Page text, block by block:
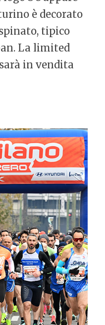
è decorato
tipico
La limited
in vendita